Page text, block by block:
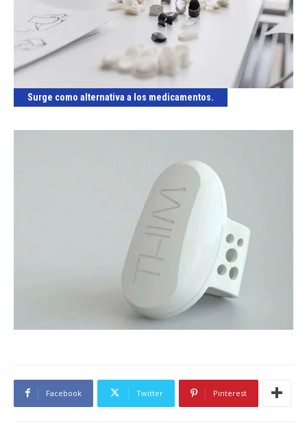
Surge como alternativa a los medicamentos.
Facebook Twitter Pinterest